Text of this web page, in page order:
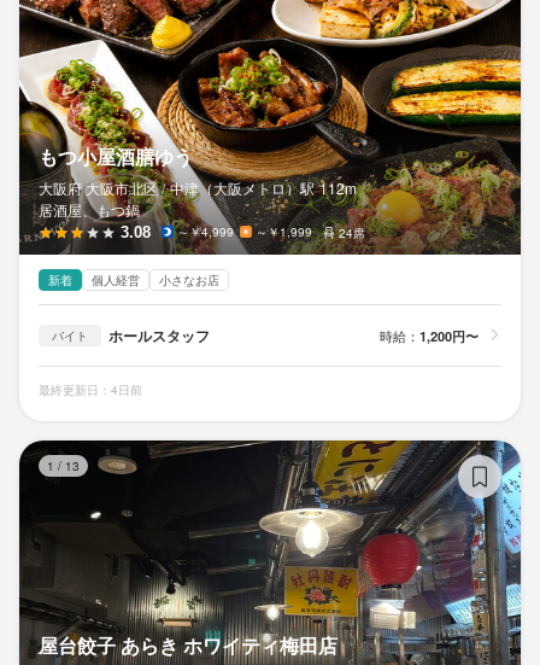
もつ小屋酒膳ゆう
大阪府 大阪市北区 / 中津（大阪メトロ）駅 112m
居酒屋、もつ鍋
3.08 ～￥4,999 ～￥1,999 24席
新着 個人経営 小さなお店
バイト ホールスタッフ 時給： 1,200円〜
最終更新日：4日前
1 / 13
屋台餃子 あらき ホワイティ梅田店